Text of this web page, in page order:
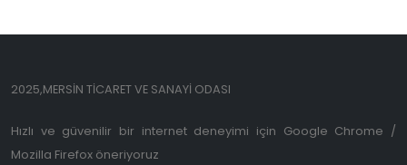
2025,MERSİN TİCARET VE SANAYİ ODASI
Hızlı ve güvenilir bir internet deneyimi için Google Chrome /
Mozilla Firefox öneriyoruz